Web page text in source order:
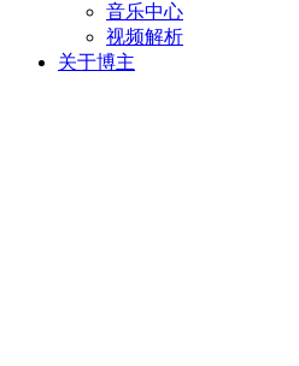
音乐中心
视频解析
关于博主